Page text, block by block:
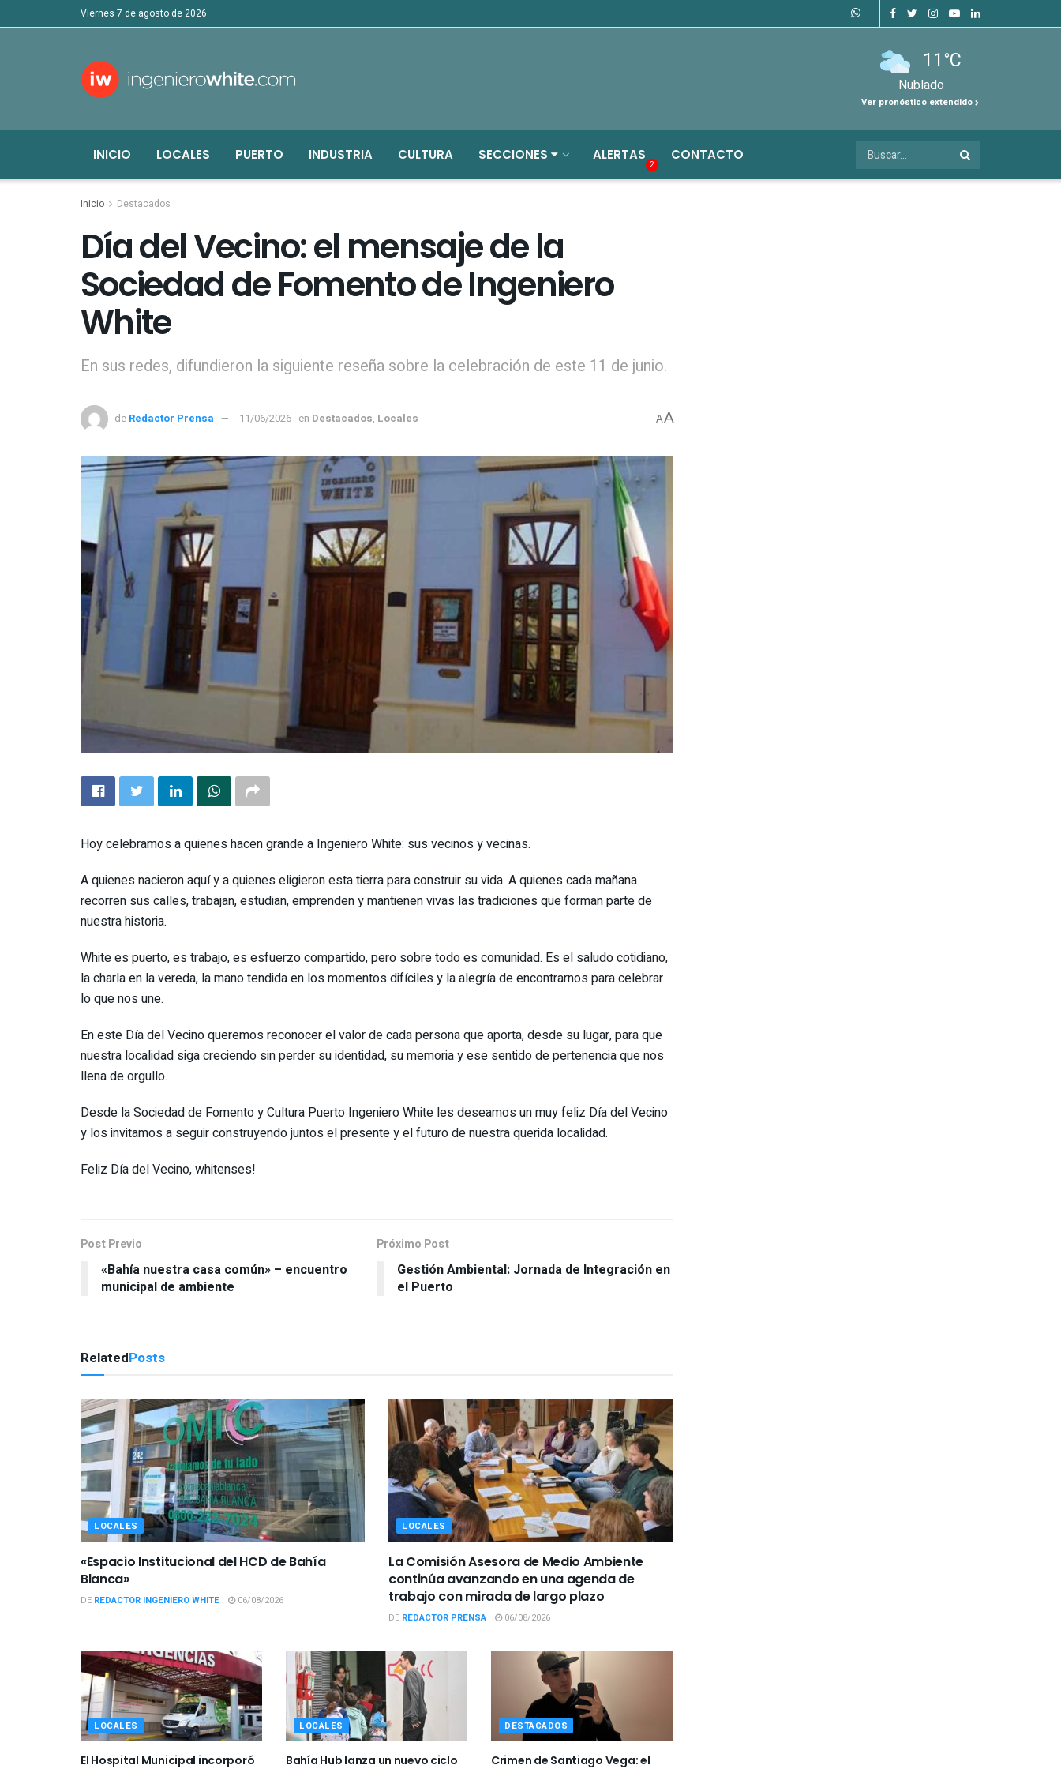
viernes 7 de agosto de 2026
11°C
Nublado
Ver pronóstico extendido
INICIO LOCALES PUERTO INDUSTRIA CULTURA SECCIONES ALERTAS
2
CONTACTO
Inicio Destacados
Día del Vecino: el mensaje de la
Sociedad de Fomento de Ingeniero
White
En sus redes, difundieron la siguiente reseña sobre la celebración de este 11 de junio.
de Redactor Prensa 11/06/2026 en Destacados, Locales AA
Hoy celebramos a quienes hacen grande a Ingeniero White: sus vecinos y vecinas.
A quienes nacieron aquí y a quienes eligieron esta tierra para construir su vida. A quienes cada mañana
recorren sus calles, trabajan, estudian, emprenden y mantienen vivas las tradiciones que forman parte de
nuestra historia.
White es puerto, es trabajo, es esfuerzo compartido, pero sobre todo es comunidad. Es el saludo cotidiano,
la charla en la vereda, la mano tendida en los momentos difíciles y la alegría de encontrarnos para celebrar
lo que nos une.
En este Día del Vecino queremos reconocer el valor de cada persona que aporta, desde su lugar, para que
nuestra localidad siga creciendo sin perder su identidad, su memoria y ese sentido de pertenencia que nos
llena de orgullo.
Desde la Sociedad de Fomento y Cultura Puerto Ingeniero White les deseamos un muy feliz Día del Vecino
y los invitamos a seguir construyendo juntos el presente y el futuro de nuestra querida localidad.
Feliz Día del Vecino, whitenses!
Post Previo
«Bahía nuestra casa común» – encuentro
municipal de ambiente
Próximo Post
Gestión Ambiental: Jornada de Integración en
el Puerto
RelatedPosts
LOCALES
«Espacio Institucional del HCD de Bahía
Blanca»
DE REDACTOR INGENIERO WHITE 06/08/2026
LOCALES
La Comisión Asesora de Medio Ambiente
continúa avanzando en una agenda de
trabajo con mirada de largo plazo
DE REDACTOR PRENSA 06/08/2026
LOCALES
El Hospital Municipal incorporó
LOCALES
Bahía Hub lanza un nuevo ciclo
DESTACADOS
Crimen de Santiago Vega: el